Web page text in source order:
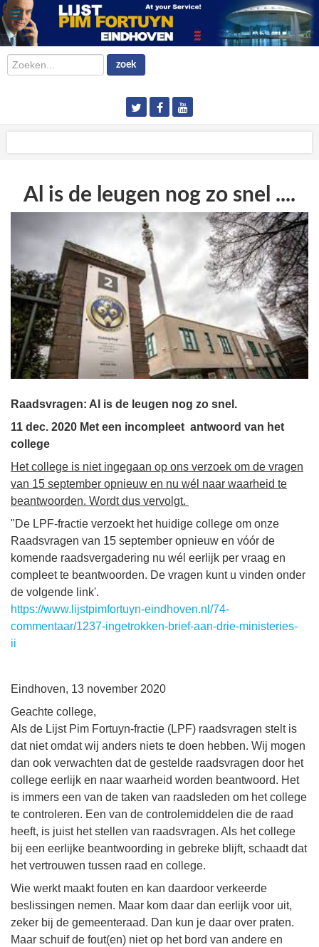
Zoeken... zoek
Al is de leugen nog zo snel ....
Raadsvragen: Al is de leugen nog zo snel.
11 dec. 2020 Met een incompleet antwoord van het
college
Het college is niet ingegaan op ons verzoek om de vragen
van 15 september opnieuw en nu wél naar waarheid te
beantwoorden. Wordt dus vervolgt.
"De LPF-fractie verzoekt het huidige college om onze
Raadsvragen van 15 september opnieuw en vóór de
komende raadsvergadering nu wél eerlijk per vraag en
compleet te beantwoorden. De vragen kunt u vinden onder
de volgende link'.
https://www.lijstpimfortuyn-eindhoven.nl/74-
commentaar/1237-ingetrokken-brief-aan-drie-ministeries-
ii
Eindhoven, 13 november 2020
Geachte college,
Als de Lijst Pim Fortuyn-fractie (LPF) raadsvragen stelt is
dat niet omdat wij anders niets te doen hebben. Wij mogen
dan ook verwachten dat de gestelde raadsvragen door het
college eerlijk en naar waarheid worden beantwoord. Het
is immers een van de taken van raadsleden om het college
te controleren. Een van de controlemiddelen die de raad
heeft, is juist het stellen van raadsvragen. Als het college
bij een eerlijke beantwoording in gebreke blijft, schaadt dat
het vertrouwen tussen raad en college.
Wie werkt maakt fouten en kan daardoor verkeerde
beslissingen nemen. Maar kom daar dan eerlijk voor uit,
zeker bij de gemeenteraad. Dan kun je daar over praten.
Maar schuif de fout(en) niet op het bord van andere en